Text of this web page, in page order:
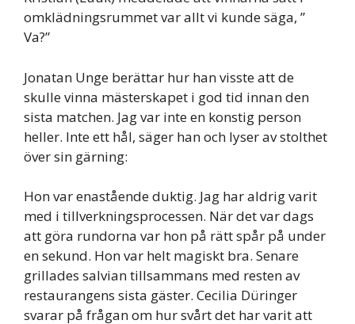
omklädningsrummet var allt vi kunde säga, ”
Va?”
Jonatan Unge berättar hur han visste att de
skulle vinna mästerskapet i god tid innan den
sista matchen. Jag var inte en konstig person
heller. Inte ett hål, säger han och lyser av stolthet
över sin gärning:
Hon var enastående duktig. Jag har aldrig varit
med i tillverkningsprocessen. När det var dags
att göra rundorna var hon på rätt spår på under
en sekund. Hon var helt magiskt bra. Senare
grillades salvian tillsammans med resten av
restaurangens sista gäster. Cecilia Düringer
svarar på frågan om hur svårt det har varit att